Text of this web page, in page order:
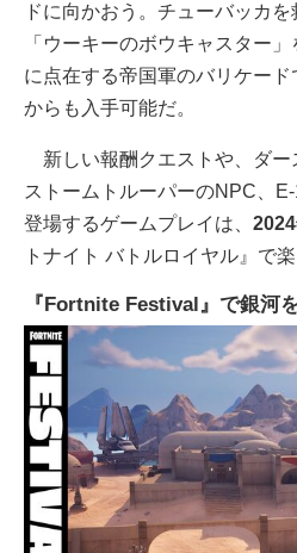
ドに向かおう。チューバッカ
「ウーキーのボウキャスター
に点在する帝国軍のバリケー
からも入手可能だ。
新しい報酬クエストや、ダー
ストームトルーパーのNPC、
登場するゲームプレイは、
トナイト バトルロイヤル』で楽
『Fortnite Festival』で銀河